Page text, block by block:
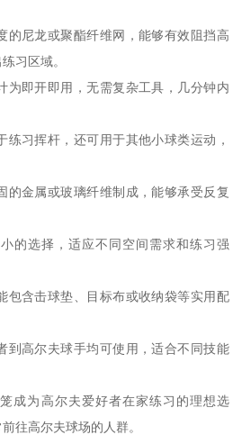
的尼龙或聚酯纤维网，能够有效阻挡高
习区域。
为即开即用，无需复杂工具，几分钟内
练习挥杆，还可用于其他小球类运动，
的金属或玻璃纤维制成，能够承受反复
的选择，适应不同空间需求和练习强
包含击球垫、目标布或收纳袋等实用配
到高尔夫球手均可使用，适合不同技能
成为高尔夫爱好者在家练习的理想选
往高尔夫球场的人群。